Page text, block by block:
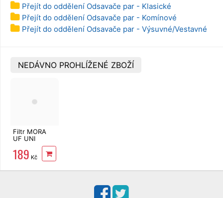
Přejít do oddělení Odsavače par - Klasické
Přejít do oddělení Odsavače par - Komínové
Přejít do oddělení Odsavače par - Výsuvné/Vestavné
NEDÁVNO PROHLÍŽENÉ ZBOŽÍ
Filtr MORA
UF UNI
189 Kč